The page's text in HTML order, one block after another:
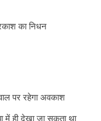
का निधन
पर रहेगा अवकाश
में ही देखा जा सकता था